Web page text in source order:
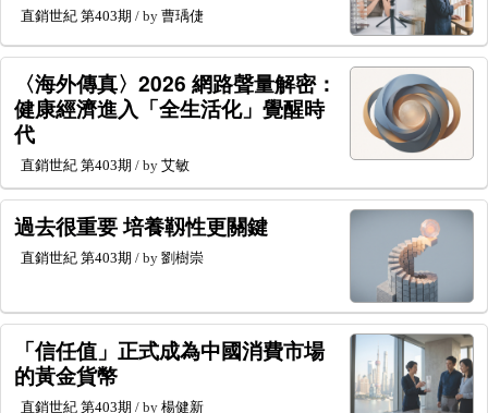
直銷世紀 第403期 / by 曹瑀倢
〈海外傳真〉2026 網路聲量解密：
健康經濟進入「全生活化」覺醒時
代
直銷世紀 第403期 / by 艾敏
過去很重要 培養靱性更關鍵
直銷世紀 第403期 / by 劉樹崇
「信任值」正式成為中國消費市場
的黃金貨幣
直銷世紀 第403期 / by 楊健新